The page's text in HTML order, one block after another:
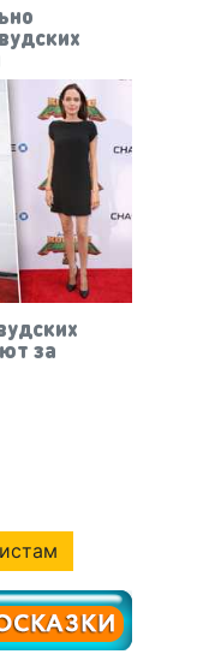
за